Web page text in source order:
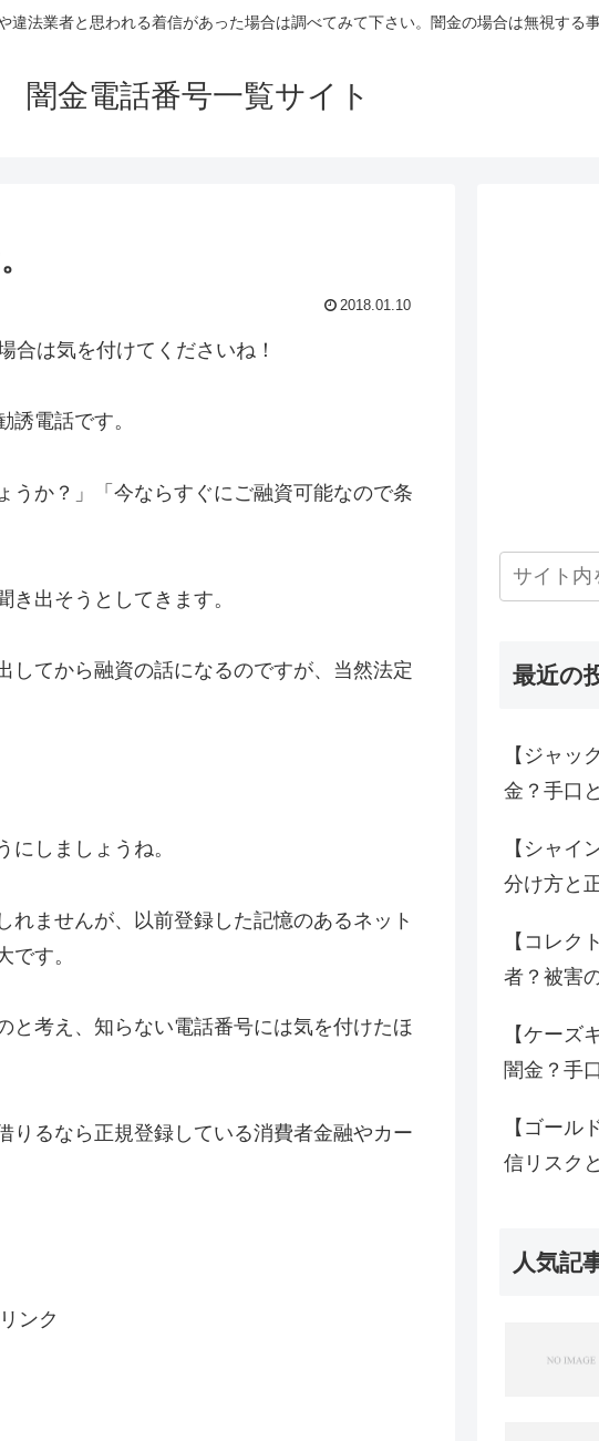
違法業者と思われる着信があった場合は調べてみて下さい。闇金の場合は無視する事
闇金電話番号一覧サイト
2018.01.10
合は気を付けてくださいね！
電話です。
うか？」「今ならすぐにご融資可能なので条
出そうとしてきます。
してから融資の話になるのですが、当然法定
しましょうね。
ませんが、以前登録した記憶のあるネット
です。
と考え、知らない電話番号には気を付けたほ
りるなら正規登録している消費者金融やカー
ンク
最近の
【ジャッ
金？手口
【シャイ
分け方と
【コレク
者？被害
【ケーズ
闇金？手
【ゴール
信リスク
人気記